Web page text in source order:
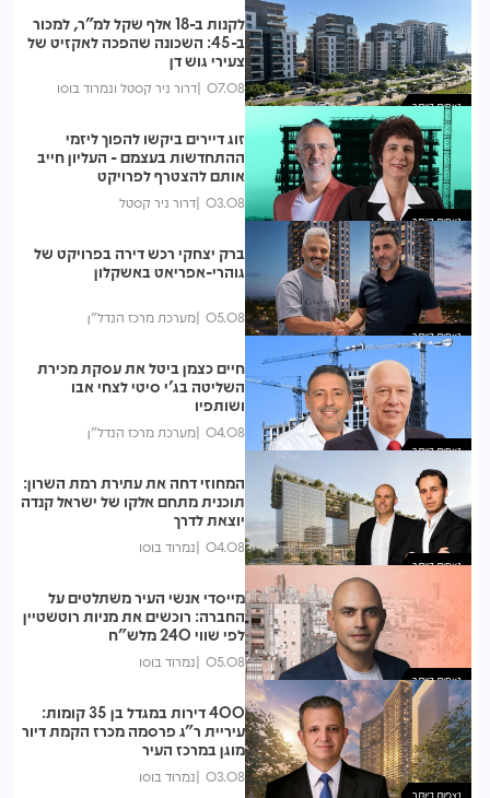
נצפות ביותר
לקנות ב-18 אלף שקל למ"ר, למכור
ב-45: השכונה שהפכה לאקזיט של
צעירי גוש דן
07.08 דרור ניר קסטל ונמרוד בוסו
נצפות ביותר
זוג דיירים ביקשו להפוך ליזמי
ההתחדשות בעצמם - העליון חייב
אותם להצטרף לפרויקט
03.08 דרור ניר קסטל
נצפות ביותר
ברק יצחקי רכש דירה בפרויקט של
גוהרי-אפריאט באשקלון
05.08 מערכת מרכז הנדל"ן
נצפות ביותר
חיים כצמן ביטל את עסקת מכירת
השליטה בג'י סיטי לצחי אבו
ושותפיו
04.08 מערכת מרכז הנדל"ן
נצפות ביותר
המחוזי דחה את עתירת רמת השרון:
תוכנית מתחם אלקו של ישראל קנדה
יוצאת לדרך
04.08 נמרוד בוסו
נצפות ביותר
מייסדי אנשי העיר משתלטים על
החברה: רוכשים את מניות רוטשטיין
לפי שווי 240 מלש"ח
05.08 נמרוד בוסו
נצפות ביותר
400 דירות במגדל בן 35 קומות:
עיריית ר"ג פרסמה מכרז הקמת דיור
מוגן במרכז העיר
03.08 נמרוד בוסו